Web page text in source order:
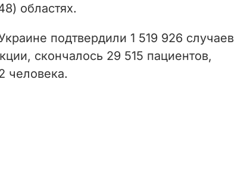
областях.
подтвердили 1 519 926 случаев
скончалось 29 515 пациентов,
человека.